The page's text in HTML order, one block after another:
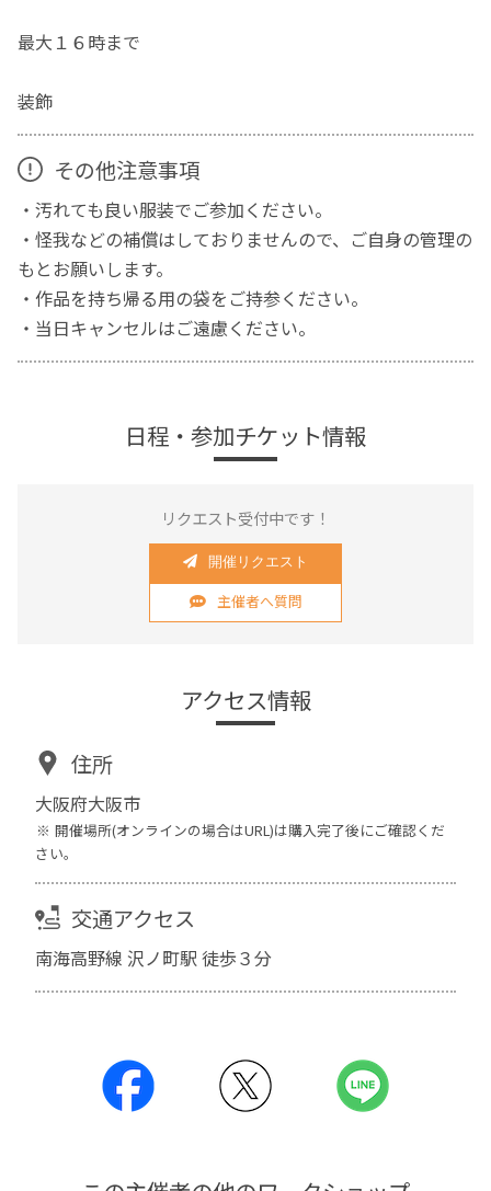
最大１６時まで
装飾
その他注意事項
・汚れても良い服装でご参加ください。
・怪我などの補償はしておりませんので、ご自身の管理の
もとお願いします。
・作品を持ち帰る用の袋をご持参ください。
・当日キャンセルはご遠慮ください。
日程・参加チケット情報
リクエスト受付中です！
開催リクエスト
主催者へ質問
アクセス情報
住所
大阪府大阪市
開催場所(オンラインの場合はURL)は購入完了後にご確認くだ
さい。
交通アクセス
南海高野線 沢ノ町駅 徒歩３分